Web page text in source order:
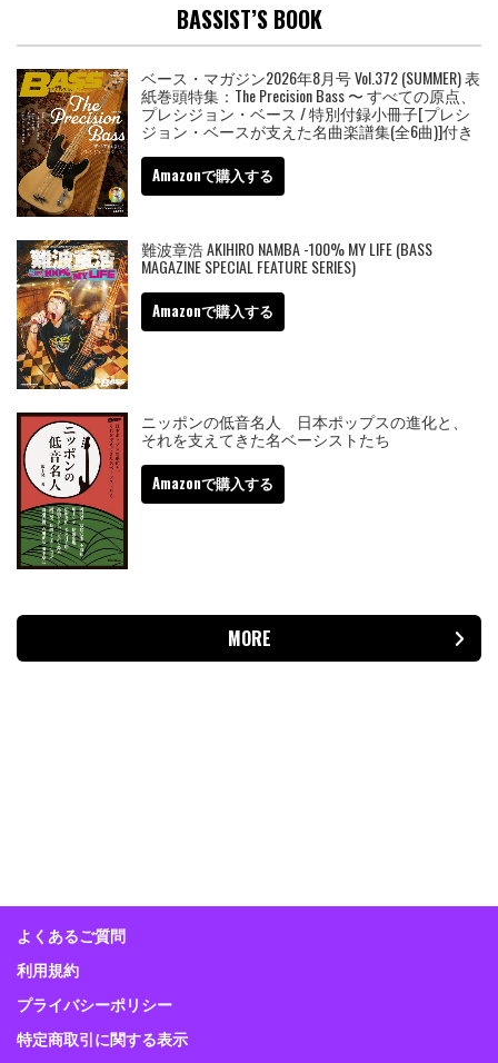
BASSIST’S BOOK
ベース・マガジン2026年8月号 Vol.372 (SUMMER) 表
紙巻頭特集：The Precision Bass 〜 すべての原点、
プレシジョン・ベース / 特別付録小冊子[プレシ
ジョン・ベースが支えた名曲楽譜集(全6曲)]付き
Amazonで購入する
難波章浩 AKIHIRO NAMBA -100% MY LIFE (BASS
MAGAZINE SPECIAL FEATURE SERIES)
Amazonで購入する
ニッポンの低音名人 日本ポップスの進化と、
それを支えてきた名ベーシストたち
Amazonで購入する
MORE
よくあるご質問
利用規約
プライバシーポリシー
特定商取引に関する表示